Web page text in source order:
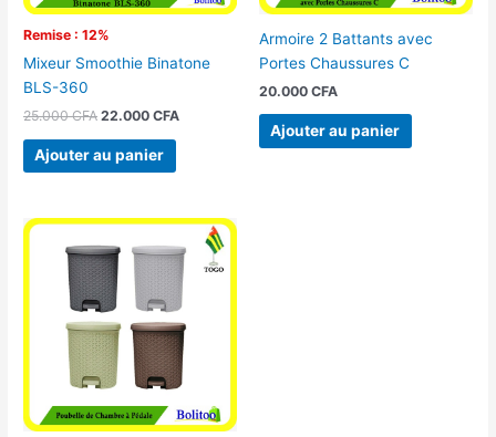
Remise : 12%
Mixeur Smoothie Binatone
BLS-360
25.000CFA 22.000CFA
Ajouter au panier
Armoire 2 Battants avec
Portes Chaussures C
20.000 CFA
Ajouter au panier